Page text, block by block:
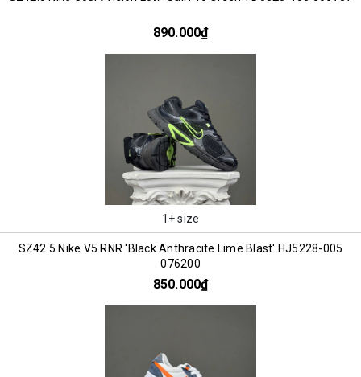
890.000₫
1+ size
SZ42.5 Nike V5 RNR 'Black Anthracite Lime Blast' HJ5228-005
076200
850.000₫